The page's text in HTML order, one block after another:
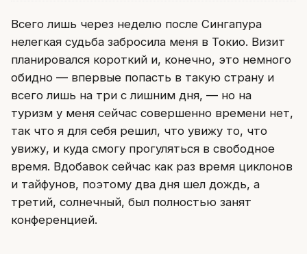
Всего лишь через неделю после Сингапура
нелегкая судьба забросила меня в Токио. Визит
планировался короткий и, конечно, это немного
обидно — впервые попасть в такую страну и
всего лишь на три с лишним дня, — но на
туризм у меня сейчас совершенно времени нет,
так что я для себя решил, что увижу то, что
увижу, и куда смогу прогуляться в свободное
время. Вдобавок сейчас как раз время циклонов
и тайфунов, поэтому два дня шел дождь, а
третий, солнечный, был полностью занят
конференцией.